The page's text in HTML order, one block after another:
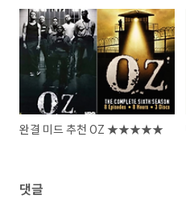
완결 미드 추천 OZ ★★★★★
댓글